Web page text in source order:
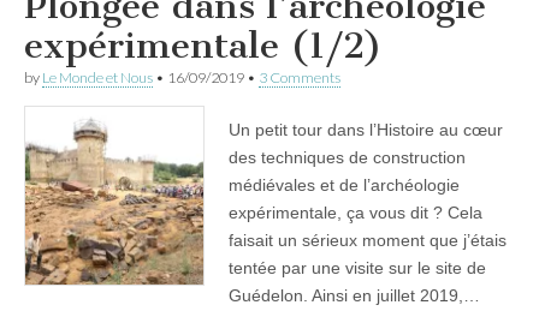
expérimentale (1/2)
by Le Monde et Nous • 16/09/2019 • 3 Comments
Un petit tour dans l’Histoire au cœur
des techniques de construction
médiévales et de l’archéologie
expérimentale, ça vous dit ? Cela
faisait un sérieux moment que j’étais
tentée par une visite sur le site de
Guédelon. Ainsi en juillet 2019,…